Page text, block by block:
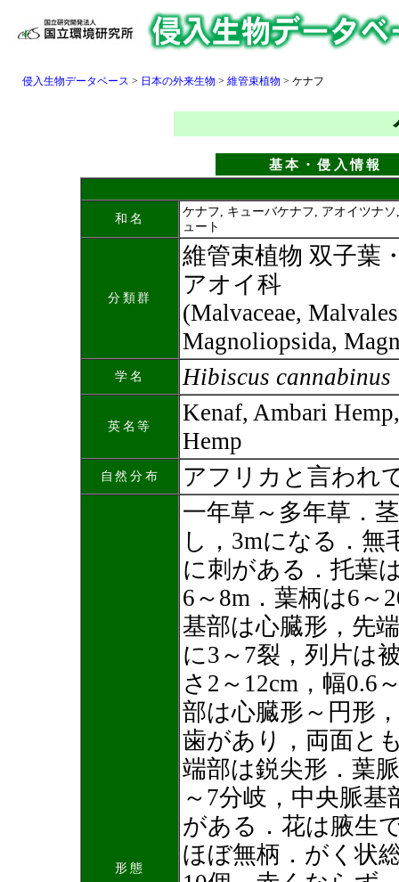
侵入生物データベース > 日本の外来生物 > 維管束植物 > ケナフ
基本・侵入情報
和名
ケナフ, キューバケナフ, アオイツナ
ュート
分類群
維管束植物 双子葉
アオイ科
(Malvaceae,
Magnoliopsida,
学名 Hibiscus cannabinus
英名等
Kenaf, Ambari
Hemp
自然分布 アフリカと言われ
形態
一年草～多年草．
し，3mになる．無
に刺がある．托葉
6～8m．葉柄は6～
基部は心臓形，先
に3～7裂，列片は
さ2～12cm，幅0.6
部は心臓形～円形
歯があり，両面と
端部は鋭尖形．葉
～7分岐，中央脈基
がある．花は腋生
ほぼ無柄．がく状